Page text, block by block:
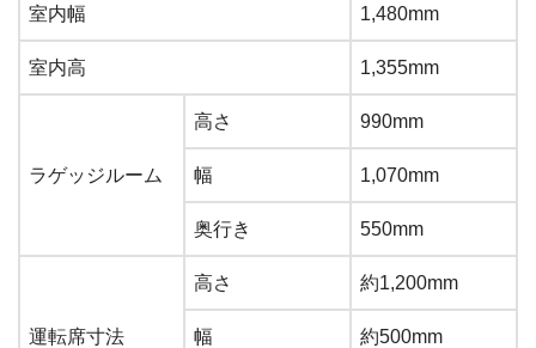
室内幅 1,480mm
室内高 1,355mm
ラゲッジルーム
高さ 990mm
幅 1,070mm
奥行き 550mm
運転席寸法
高さ 約1,200mm
幅 約500mm